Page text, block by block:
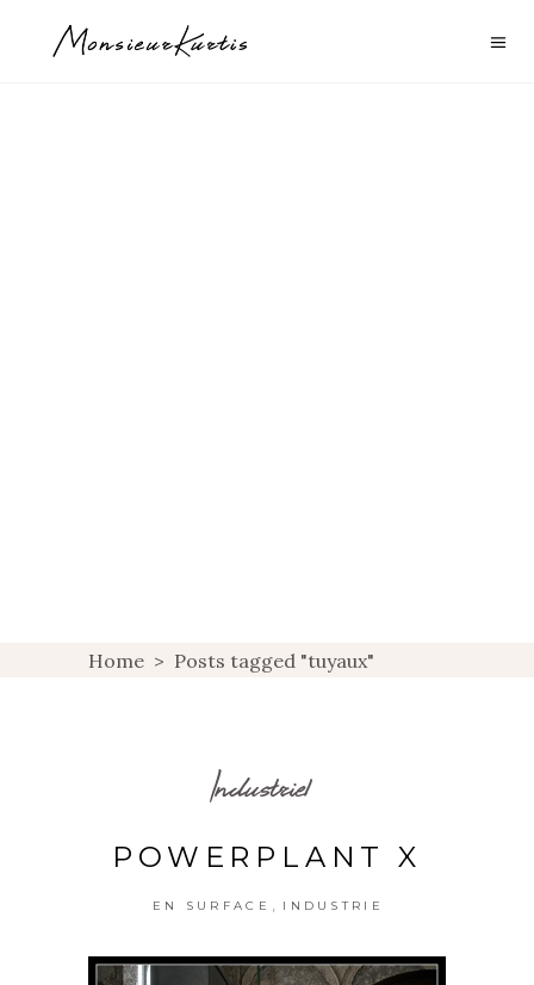
Home > Posts tagged "tuyaux"
Industriel
POWERPLANT X
EN SURFACE INDUSTRIE